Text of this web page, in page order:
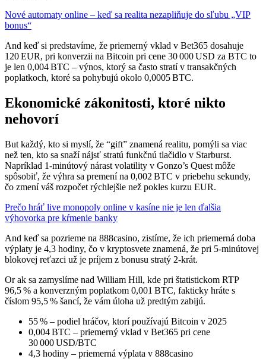
Nové automaty online – keď sa realita nezapliňuje do sľubu „VIP
bonus“
And keď si predstavíme, že priemerný vklad v Bet365 dosahuje
120 EUR, pri konverzii na Bitcoin pri cene 30 000 USD za BTC to
je len 0,004 BTC – výnos, ktorý sa často stratí v transakčných
poplatkoch, ktoré sa pohybujú okolo 0,0005 BTC.
Ekonomické zákonitosti, ktoré nikto
nehovorí
But každý, kto si myslí, že “gift” znamená realitu, pomýli sa viac
než ten, kto sa snaží nájsť stratú funkčnú tlačidlo v Starburst.
Napríklad 1‑minútový nárast volatility v Gonzo’s Quest môže
spôsobiť, že výhra sa premení na 0,002 BTC v priebehu sekundy,
čo zmení váš rozpočet rýchlejšie než pokles kurzu EUR.
Prečo hráť live monopoly online v kasíne nie je len ďalšia
výhovorka pre kŕmenie banky
And keď sa pozrieme na 888casino, zistíme, že ich priemerná doba
výplaty je 4,3 hodiny, čo v kryptosvete znamená, že pri 5‑minútovej
blokovej reťazci už je príjem z bonusu stratý 2‑krát.
Or ak sa zamyslíme nad William Hill, kde pri štatistickom RTP
96,5 % a konverzným poplatkom 0,001 BTC, fakticky hráte s
číslom 95,5 % šancí, že vám úloha už predtým zabijú.
55 % – podiel hráčov, ktorí používajú Bitcoin v 2025
0,004 BTC – priemerný vklad v Bet365 pri cene
30 000 USD/BTC
4,3 hodiny – priemerná výplata v 888casino